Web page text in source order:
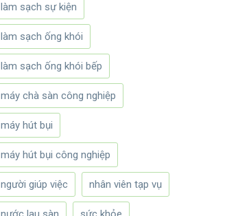
làm sạch sự kiện
làm sạch ống khói
làm sạch ống khói bếp
máy chà sàn công nghiệp
máy hút bụi
máy hút bụi công nghiệp
người giúp việc nhân viên tạp vụ